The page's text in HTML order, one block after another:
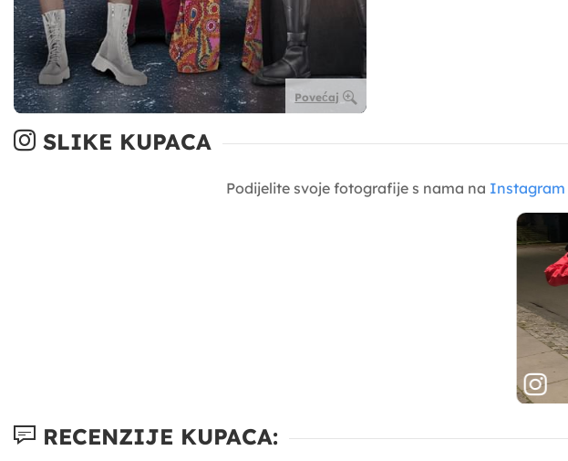
Povećaj
SLIKE KUPACA
Podijelite svoje fotografije s nama na Instagram
RECENZIJE KUPACA: